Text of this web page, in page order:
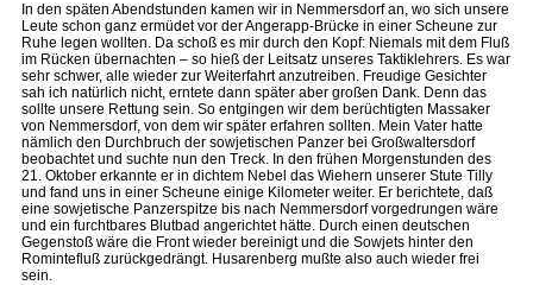
In den späten Abendstunden kamen wir in Nemmersdorf an, wo sich unsere
Leute schon ganz ermüdet vor der Angerapp-Brücke in einer Scheune zur
Ruhe legen wollten. Da schoß es mir durch den Kopf: Niemals mit dem Fluß
im Rücken übernachten – so hieß der Leitsatz unseres Taktiklehrers. Es war
sehr schwer, alle wieder zur Weiterfahrt anzutreiben. Freudige Gesichter
sah ich natürlich nicht, erntete dann später aber großen Dank. Denn das
sollte unsere Rettung sein. So entgingen wir dem berüchtigten Massaker
von Nemmersdorf, von dem wir später erfahren sollten. Mein Vater hatte
nämlich den Durchbruch der sowjetischen Panzer bei Großwaltersdorf
beobachtet und suchte nun den Treck. In den frühen Morgenstunden des
21. Oktober erkannte er in dichtem Nebel das Wiehern unserer Stute Tilly
und fand uns in einer Scheune einige Kilometer weiter. Er berichtete, daß
eine sowjetische Panzerspitze bis nach Nemmersdorf vorgedrungen wäre
und ein furchtbares Blutbad angerichtet hätte. Durch einen deutschen
Gegenstoß wäre die Front wieder bereinigt und die Sowjets hinter den
Romintefluß zurückgedrängt. Husarenberg mußte also auch wieder frei
sein.